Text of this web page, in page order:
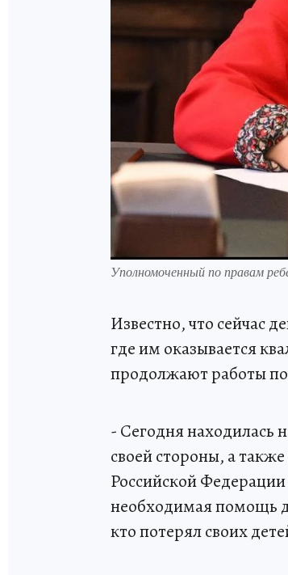
Уполномоченный по правам
Известно, что сейчас
где им оказывается
продолжают работы
- Сегодня находилась
своей стороны, а
Российской
необходимая помощь
кто потерял своих